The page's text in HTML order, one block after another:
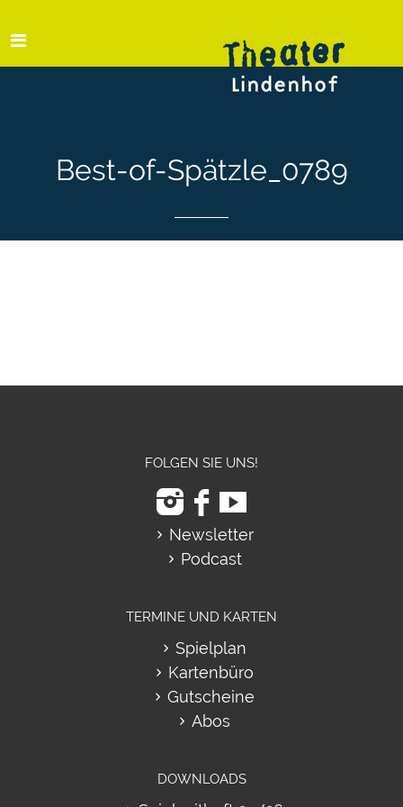
Best-of-Spätzle_0789
FOLGEN SIE UNS!
Newsletter
Podcast
TERMINE UND KARTEN
Spielplan
Kartenbüro
Gutscheine
Abos
DOWNLOADS